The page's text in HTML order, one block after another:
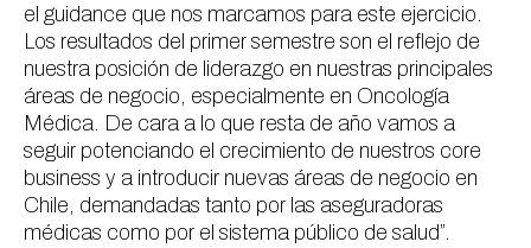
el guidance que nos marcamos para este ejercicio.
Los resultados del primer semestre son el reflejo de
nuestra posición de liderazgo en nuestras principales
áreas de negocio, especialmente en Oncología
Médica. De cara a lo que resta de año vamos a
seguir potenciando el crecimiento de nuestros core
business y a introducir nuevas áreas de negocio en
Chile, demandadas tanto por las aseguradoras
médicas como por el sistema público de salud”.